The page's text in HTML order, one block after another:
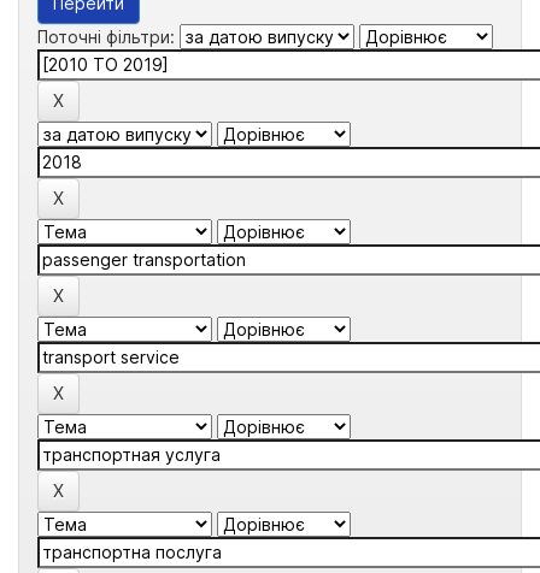
Поточні фільтри: